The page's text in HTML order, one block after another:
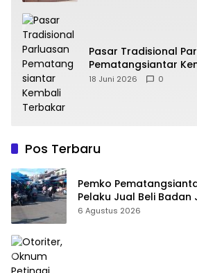
Pasar Tradisional
Pematangsiantar
18 Juni 2026 0
Pos Terbaru
Pemko
Pelaku Jual Beli Badan
6 Agustus 2026